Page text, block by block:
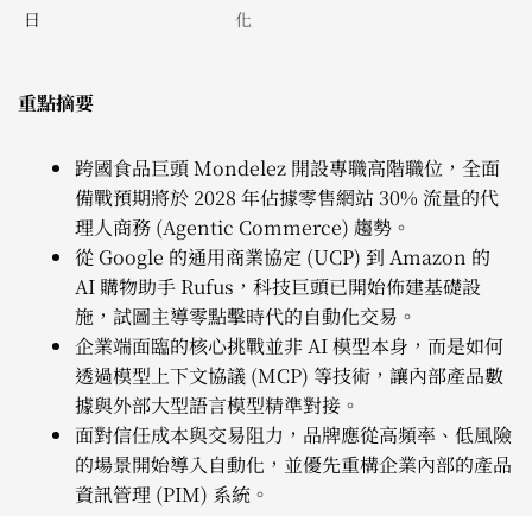
日
化
重點摘要
跨國食品巨頭 Mondelez 開設專職高階職位，全面
備戰預期將於 2028 年佔據零售網站 30% 流量的代
理人商務 (Agentic Commerce) 趨勢。
從 Google 的通用商業協定 (UCP) 到 Amazon 的
AI 購物助手 Rufus，科技巨頭已開始佈建基礎設
施，試圖主導零點擊時代的自動化交易。
企業端面臨的核心挑戰並非 AI 模型本身，而是如何
透過模型上下文協議 (MCP) 等技術，讓內部產品數
據與外部大型語言模型精準對接。
面對信任成本與交易阻力，品牌應從高頻率、低風險
的場景開始導入自動化，並優先重構企業內部的產品
資訊管理 (PIM) 系統。